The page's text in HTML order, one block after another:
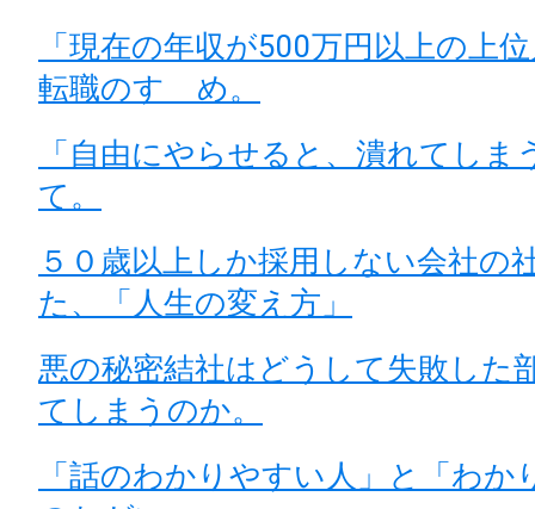
「現在の年収が500万円以上の上
転職のすゝめ。
「自由にやらせると、潰れてしま
て。
５０歳以上しか採用しない会社の
た、「人生の変え方」
悪の秘密結社はどうして失敗した
てしまうのか。
「話のわかりやすい人」と「わか